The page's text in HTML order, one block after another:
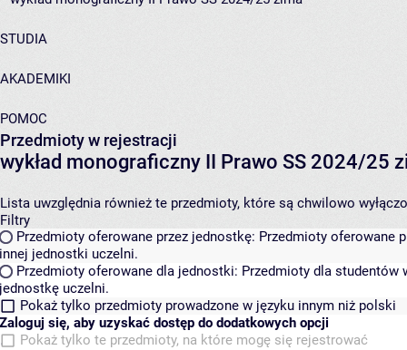
STUDIA
AKADEMIKI
POMOC
Przedmioty w rejestracji
wykład monograficzny II Prawo SS 2024/25
Lista uwzględnia również te przedmioty, które są chwilowo
Filtry
Przedmioty oferowane przez jednostkę: Przedmioty oferowane
innej jednostki uczelni.
Przedmioty oferowane dla jednostki: Przedmioty dla studentów
jednostkę uczelni.
Pokaż tylko przedmioty prowadzone w języku innym niż polski
Zaloguj się, aby uzyskać dostęp do dodatkowych opcji
Pokaż tylko te przedmioty, na które mogę się rejestrować